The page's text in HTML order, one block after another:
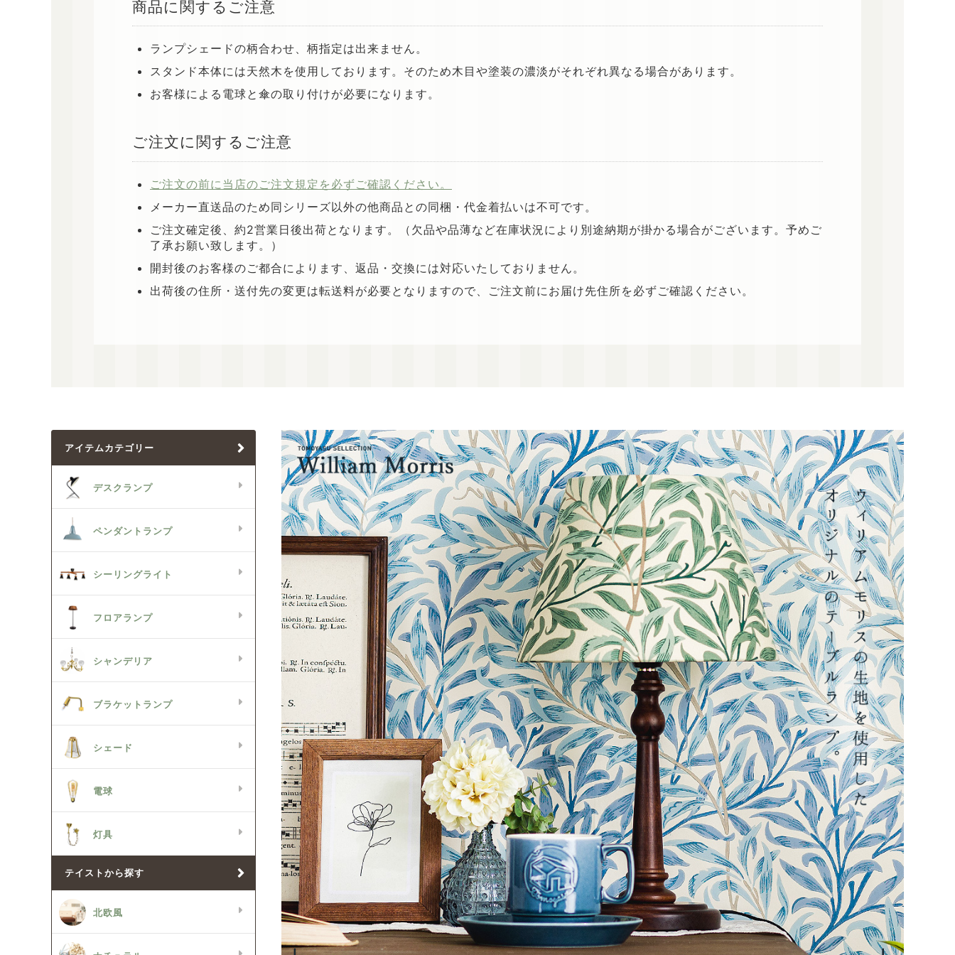
商品に関するご注意
ランプシェードの柄合わせ、柄指定は出来ません。
スタンド本体には天然木を使用しております。そのため木目や塗装の濃淡がそれぞれ異なる場合があります。
お客様による電球と傘の取り付けが必要になります。
ご注文に関するご注意
ご注文の前に当店のご注文規定を必ずご確認ください。
メーカー直送品のため同シリーズ以外の他商品との同梱・代金着払いは不可です。
ご注文確定後、約2営業日後出荷となります。（欠品や品薄など在庫状況により別途納期が掛かる場合がございます。予めご
了承お願い致します。）
開封後のお客様のご都合によります、返品・交換には対応いたしておりません。
出荷後の住所・送付先の変更は転送料が必要となりますので、ご注文前にお届け先住所を必ずご確認ください。
アイテムカテゴリー
デスクランプ
ペンダントランプ
シーリングライト
フロアランプ
シャンデリア
ブラケットランプ
シェード
電球
灯具
テイストから探す
北欧風